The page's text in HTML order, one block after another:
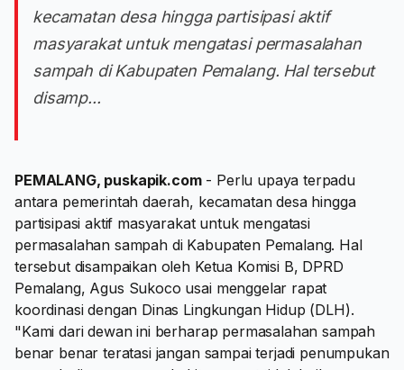
kecamatan desa hingga partisipasi aktif
masyarakat untuk mengatasi permasalahan
sampah di Kabupaten Pemalang. Hal tersebut
disamp...
PEMALANG, puskapik.com- Perlu upaya terpadu
antara pemerintah daerah, kecamatan desa hingga
partisipasi aktif masyarakat untuk mengatasi
permasalahan sampah di Kabupaten Pemalang. Hal
tersebut disampaikan oleh Ketua Komisi B, DPRD
Pemalang, Agus Sukoco usai menggelar rapat
koordinasi dengan Dinas Lingkungan Hidup (DLH).
"Kami dari dewan ini berharap permasalahan sampah
benar benar teratasi jangan sampai terjadi penumpukan